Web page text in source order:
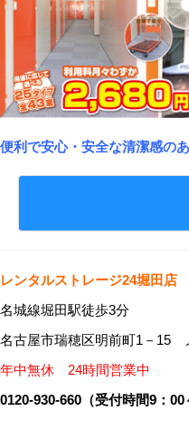
便利で安心・安全な清潔感の
レンタルストレージ24堀田店
名城線堀田駅徒歩3分
名古屋市瑞穂区明前町1－15
年中無休 24時間営業中
0120-930-660（受付時間9：00